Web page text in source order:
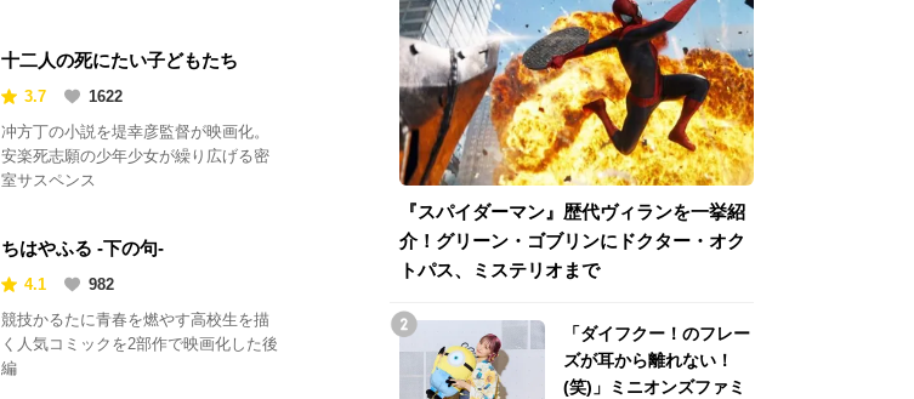
十二人の死にたい子どもたち
3.7
1622
冲方丁の小説を堤幸彦監督が映画化。
安楽死志願の少年少女が繰り広げる密
室サスペンス
ちはやふる -下の句-
4.1
982
競技かるたに青春を燃やす高校生を描
く人気コミックを2部作で映画化した後
編
『スパイダーマン』歴代ヴィランを一挙紹
介！グリーン・ゴブリンにドクター・オク
トパス、ミステリオまで
「ダイフクー！のフレー
ズが耳から離れない！
(笑)」ミニオンズファミ